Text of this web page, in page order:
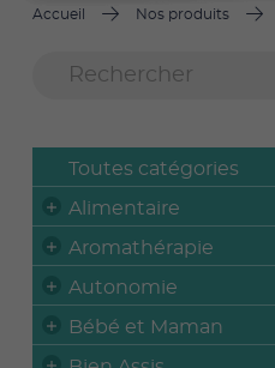
Accueil Nos produits
Toutes catégories
Alimentaire
Aromathérapie
Autonomie
Bébé et Maman